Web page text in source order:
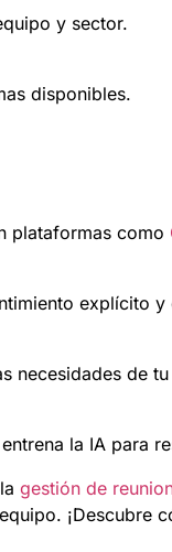
y sector.
disponibles.
plataformas como
explícito
necesidades de
la IA para
gestión de
¡Descubre